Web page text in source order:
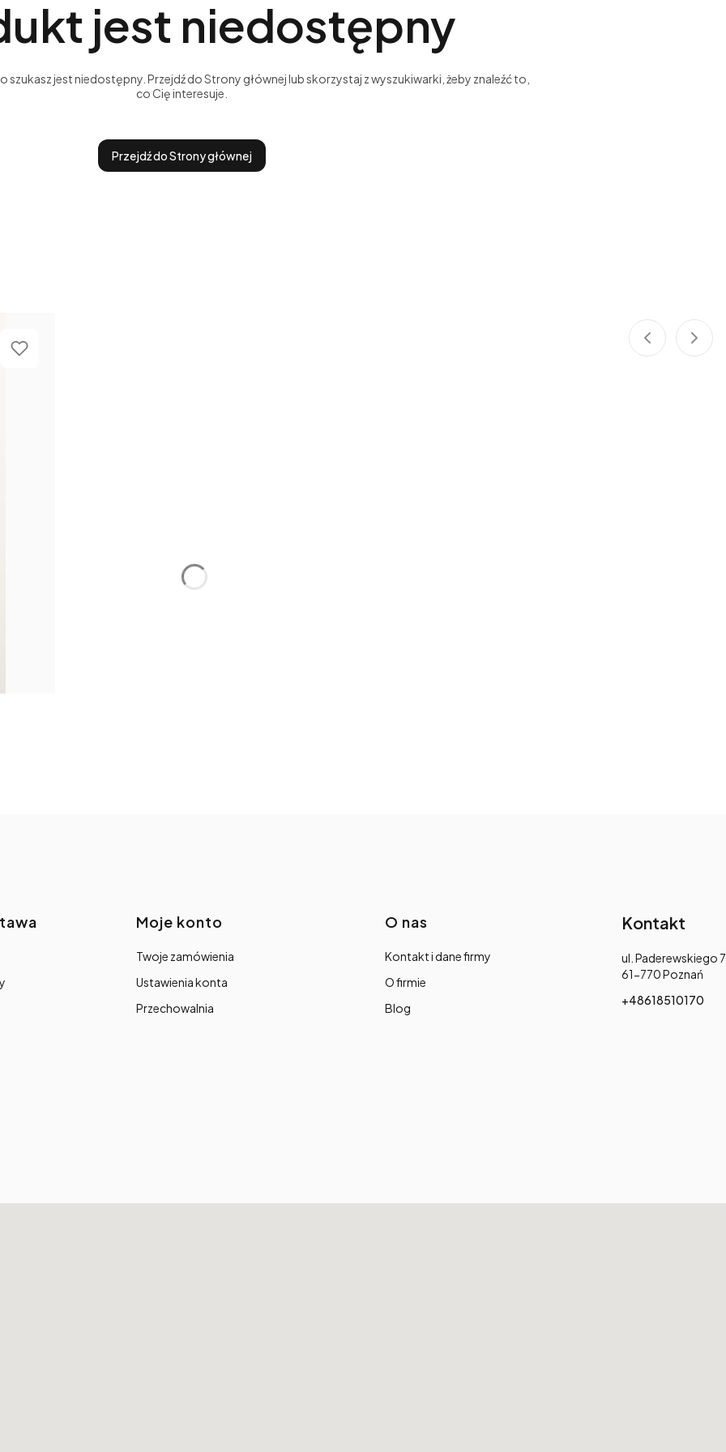
jest niedostępny
jest niedostępny. Przejdź do Strony głównej lub skorzystaj z wyszukiwarki, żeby znaleźć to,
co Cię interesuje.
Przejdź do Strony głównej
Moje konto
Twoje zamówienia
Ustawienia konta
Przechowalnia
O nas
Kontakt i dane firmy
O firmie
Blog
Kontakt
Adres:
ul. Paderewskiego 7
61-770 Poznań
+48618510170